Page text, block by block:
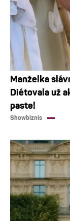
Manželka
Diétovala už
paste!
Showbiznis